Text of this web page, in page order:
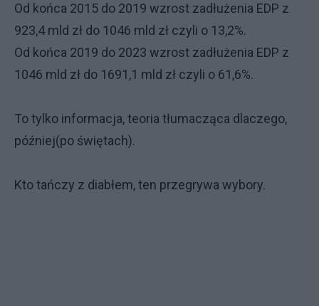
Od końca 2015 do 2019 wzrost zadłużenia EDP z
923,4 mld zł do 1046 mld zł czyli o 13,2%.
Od końca 2019 do 2023 wzrost zadłużenia EDP z
1046 mld zł do 1691,1 mld zł czyli o 61,6%.
To tylko informacja, teoria tłumacząca dlaczego,
później(po świętach).
Kto tańczy z diabłem, ten przegrywa wybory.